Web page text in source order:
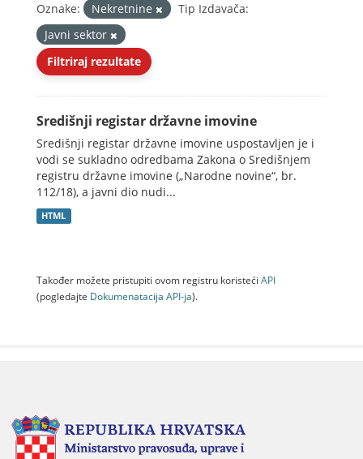
Oznake:
Nekretnine
Tip Izdavača:
Javni sektor
Filtriraj rezultate
Središnji registar državne imovine
Središnji registar državne imovine uspostavljen je i
vodi se sukladno odredbama Zakona o Središnjem
registru državne imovine („Narodne novine“, br.
112/18), a javni dio nudi...
HTML
Također možete pristupiti ovom registru koristeći API
(pogledajte Dokumenаtаcijа API-jа).